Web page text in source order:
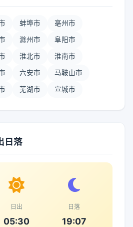
蚌埠市 亳州市
滁州市 阜阳市
淮北市 淮南市
六安市 马鞍山市
芜湖市 宣城市
日落
日出
05:30
日落
19:07